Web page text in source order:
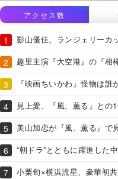
アクセス数
影山優佳、ランジェリーカ
趣里主演『大空港』の『相
『映画ちいかわ』怪物は
見上愛、『風、薫る』との
美山加恋が『風、薫る』で
“朝ドラ”とともに躍進した
小栗旬×横浜流星、豪華初